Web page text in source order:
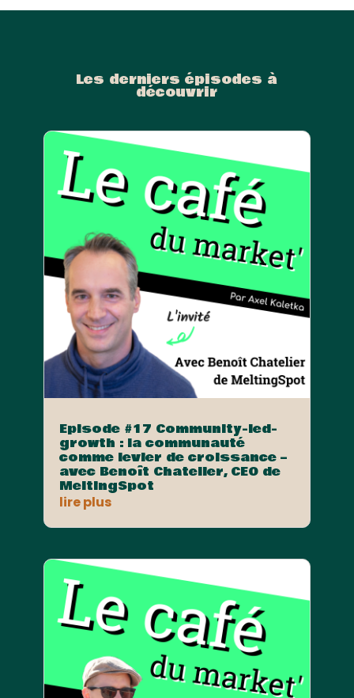
Les derniers épisodes à
découvrir
Episode #17 Community-led-
growth : la communauté
comme levier de croissance –
avec Benoît Chatelier, CEO de
MeltingSpot
lire plus